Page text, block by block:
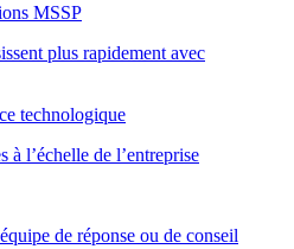
MSSP
plus rapidement avec
technologique
à l’échelle de l’entreprise
de réponse ou de conseil